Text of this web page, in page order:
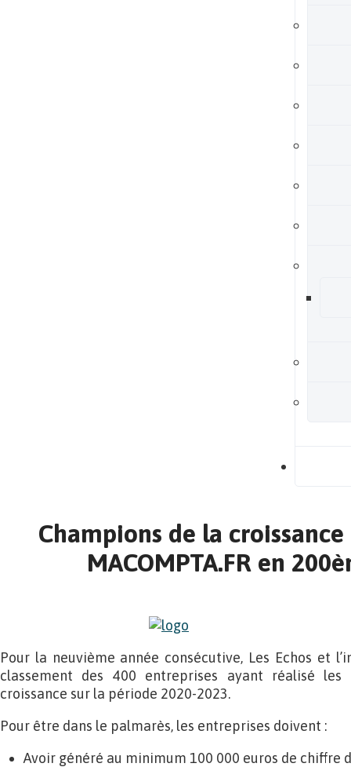
Champions de la croissance
MACOMPTA.FR en
Pour la neuvième année consécutive, Les Echos et
classement des 400 entreprises ayant réalisé
croissance sur la période 2020-2023.
Pour être dans le palmarès, les entreprises doivent :
Avoir généré au minimum 100 000 euros de chiffre